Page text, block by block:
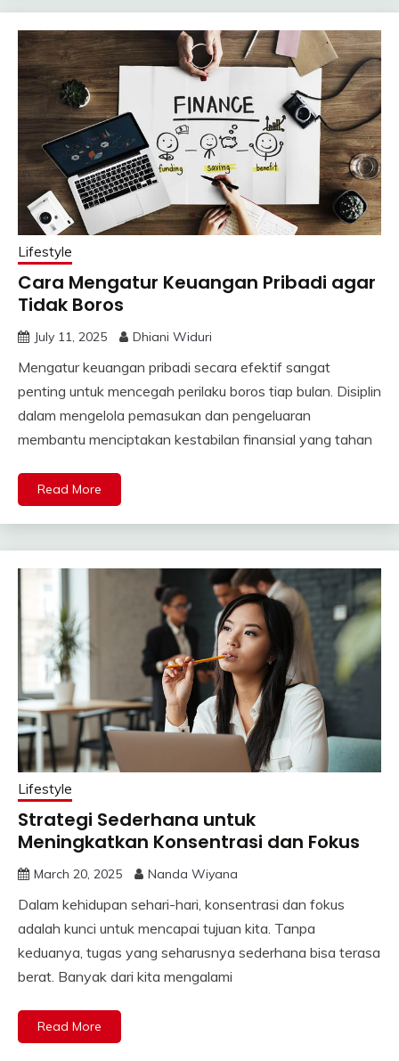
Lifestyle
Cara Mengatur Keuangan Pribadi agar
Tidak Boros
July 11, 2025 Dhiani Widuri
Mengatur keuangan pribadi secara efektif sangat
penting untuk mencegah perilaku boros tiap bulan. Disiplin
dalam mengelola pemasukan dan pengeluaran
membantu menciptakan kestabilan finansial yang tahan
Read More
Lifestyle
Strategi Sederhana untuk
Meningkatkan Konsentrasi dan Fokus
March 20, 2025 Nanda Wiyana
Dalam kehidupan sehari-hari, konsentrasi dan fokus
adalah kunci untuk mencapai tujuan kita. Tanpa
keduanya, tugas yang seharusnya sederhana bisa terasa
berat. Banyak dari kita mengalami
Read More